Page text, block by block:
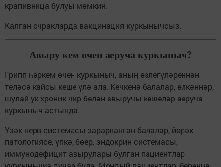
крапивница булуы мөмкин.
Калган очракларда вакцинация куркынычсыз.
Авыру кем өчен аеруча куркыныч?
Грипп һәркем өчен куркыныч, аның өзлегүләреннән
теләсә кайсы кеше үлә ала. Кечкенә балалар, өлкәннәр,
шулай ук хроник чир белән авыручы кешеләр аеруча
куркыныч астында.
Үзәк нерв системасы зарарланган балалар, йөрәк
патологиясе, үпкә, бөер, эндокрин системасы,
иммунодефицит авырулары булган пациентлар